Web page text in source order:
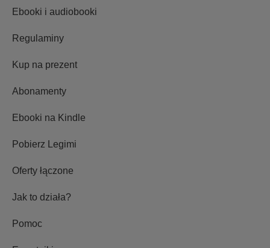
Ebooki i audiobooki
Regulaminy
Kup na prezent
Abonamenty
Ebooki na Kindle
Pobierz Legimi
Oferty łączone
Jak to działa?
Pomoc